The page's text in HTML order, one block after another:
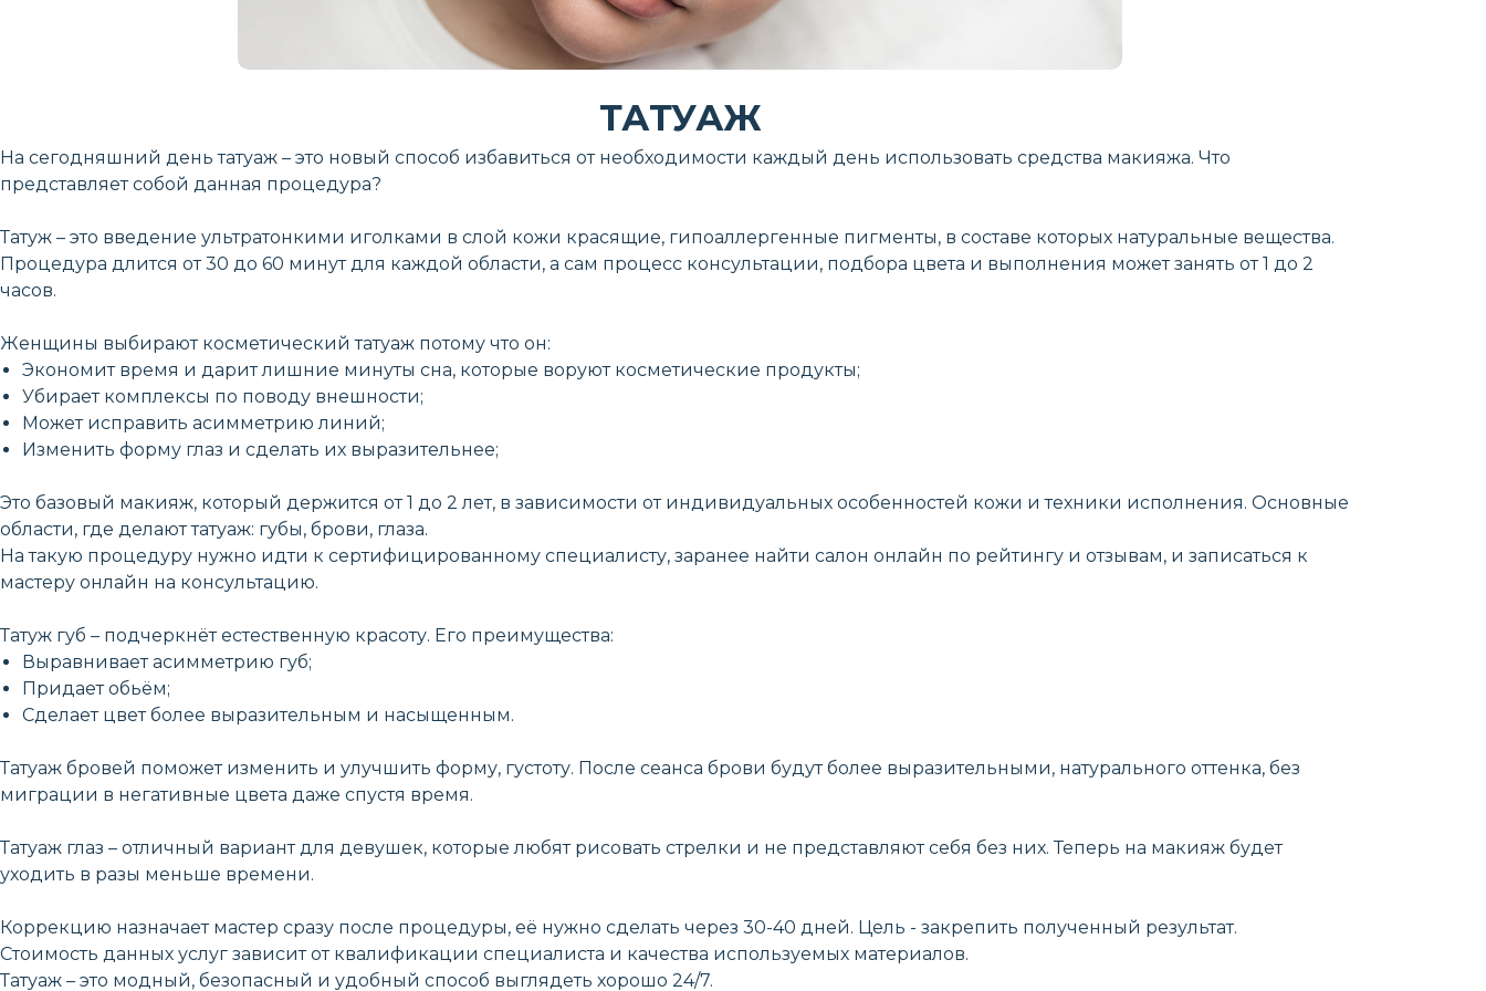
ТАТУАЖ
На сегодняшний день татуаж – это новый способ избавиться от необходимости каждый день использовать средства макияжа. Что
представляет собой данная процедура?
Татуж – это введение ультратонкими иголками в слой кожи красящие, гипоаллергенные пигменты, в составе которых натуральные вещества.
Процедура длится от 30 до 60 минут для каждой области, а сам процесс консультации, подбора цвета и выполнения может занять от 1 до 2
часов.
Женщины выбирают косметический татуаж потому что он:
Экономит время и дарит лишние минуты сна, которые воруют косметические продукты;
Убирает комплексы по поводу внешности;
Может исправить асимметрию линий;
Изменить форму глаз и сделать их выразительнее;
Это базовый макияж, который держится от 1 до 2 лет, в зависимости от индивидуальных особенностей кожи и техники исполнения. Основные
области, где делают татуаж: губы, брови, глаза.
На такую процедуру нужно идти к сертифицированному специалисту, заранее найти салон онлайн по рейтингу и отзывам, и записаться к
мастеру онлайн на консультацию.
Татуж губ – подчеркнёт естественную красоту. Его преимущества:
Выравнивает асимметрию губ;
Придает обьём;
Сделает цвет более выразительным и насыщенным.
Татуаж бровей поможет изменить и улучшить форму, густоту. После сеанса брови будут более выразительными, натурального оттенка, без
миграции в негативные цвета даже спустя время.
Татуаж глаз – отличный вариант для девушек, которые любят рисовать стрелки и не представляют себя без них. Теперь на макияж будет
уходить в разы меньше времени.
Коррекцию назначает мастер сразу после процедуры, её нужно сделать через 30-40 дней. Цель - закрепить полученный результат.
Стоимость данных услуг зависит от квалификации специалиста и качества используемых материалов.
Татуаж – это модный, безопасный и удобный способ выглядеть хорошо 24/7.